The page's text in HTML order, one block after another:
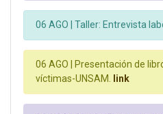
06 AGO | Taller: Entrevista
06 AGO |
Presentación de
víctimas-UNSAM. link